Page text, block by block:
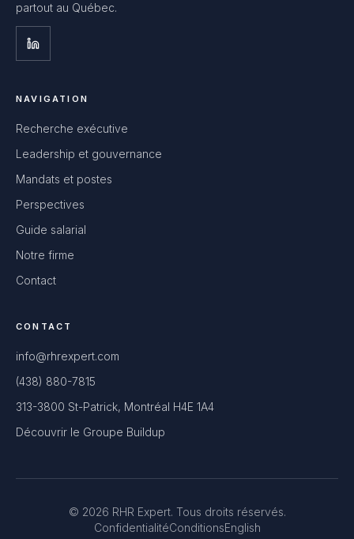
partout au Québec.
NAVIGATION
Recherche exécutive
Leadership et gouvernance
Mandats et postes
Perspectives
Guide salarial
Notre firme
Contact
CONTACT
info@rhrexpert.com
(438) 880-7815
313-3800 St-Patrick, Montréal H4E 1A4
Découvrir le Groupe Buildup
© 2026 RHR Expert. Tous droits réservés.
ConfidentialitéConditionsEnglish